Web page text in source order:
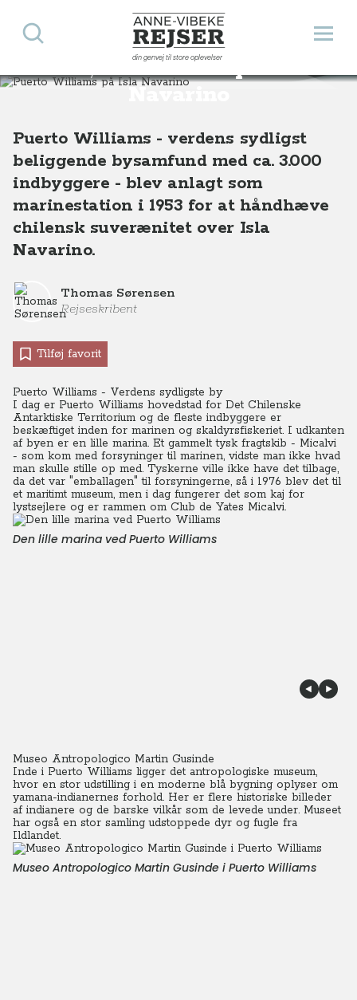
Anne-Vibeke Rejser
din genvej til store oplevelser
Åbn
Søg
Puerto Williams på Isla
Navarino
Destinationer Sydamerika Chile Puerto Williams på Isla Navarino
Puerto Williams - verdens sydligst
beliggende bysamfund med ca. 3.000
indbyggere - blev anlagt som
marinestation i 1953 for at håndhæve
chilensk suverænitet over Isla
Navarino.
Thomas Sørensen
Rejseskribent
Tilføj favorit
Puerto Williams - Verdens sydligste by
I dag er Puerto Williams hovedstad for Det Chilenske
Antarktiske Territorium og de fleste indbyggere er
beskæftiget inden for marinen og skaldyrsfiskeriet. I udkanten
af byen er en lille marina. Et gammelt tysk fragtskib - Micalvi
- som kom med forsyninger til marinen, vidste man ikke hvad
man skulle stille op med. Tyskerne ville ikke have det tilbage,
da det var "emballagen" til forsyningerne, så i 1976 blev det til
et maritimt museum, men i dag fungerer det som kaj for
lystsejlere og er rammen om Club de Yates Micalvi.
Den lille marina ved Puerto Williams
Museo Antropologico Martin Gusinde
Inde i Puerto Williams ligger det antropologiske museum,
hvor en stor udstilling i en moderne blå bygning oplyser om
yamana-indianernes forhold. Her er flere historiske billeder
af indianere og de barske vilkår som de levede under. Museet
har også en stor samling udstoppede dyr og fugle fra
Ildlandet.
Museo Antropologico Martin Gusinde i Puerto Williams